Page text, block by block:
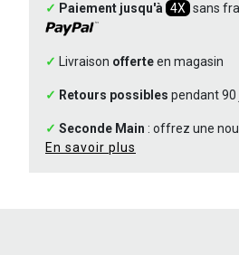
✓ Paiement jusqu'à 4X sans
✓ Livraison offerteen magasin
✓ Retours possibles pendant
✓ Seconde Main : offrez une
En savoir plus